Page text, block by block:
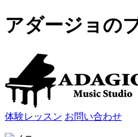
アダージョの
体験レッスン お問い合わせ